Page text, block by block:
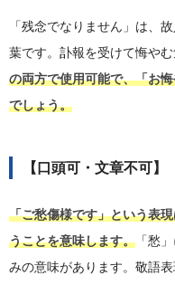
「残念でなりません」は、
葉です。訃報を受けて悔や
の両方で使用可能で、「お
でしょう。
【口頭可・文章不可】
「ご愁傷様です」という表
うことを意味します。 「愁
みの意味があります。敬語